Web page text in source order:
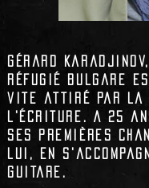
Gérard
réfugié Bulgare
vite attiré par la
l'écriture. A 25
ses premières
lui, en
guitare.